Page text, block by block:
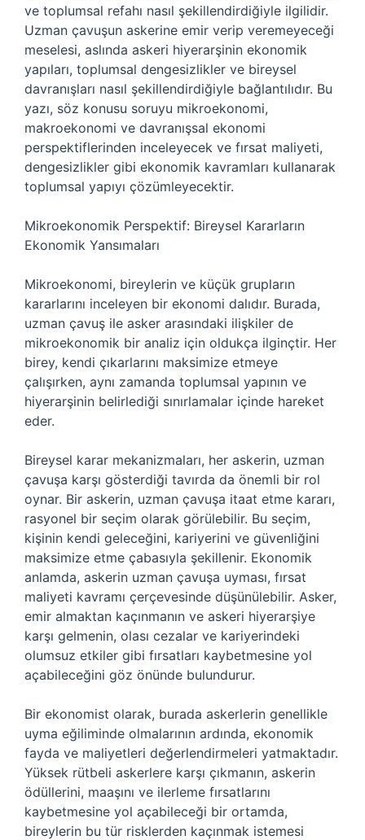
ve toplumsal refahı nasıl şekillendirdiğiyle ilgilidir.
Uzman çavuşun askerine emir verip veremeyeceği
meselesi, aslında askeri hiyerarşinin ekonomik
yapıları, toplumsal dengesizlikler ve bireysel
davranışları nasıl şekillendirdiğiyle bağlantılıdır. Bu
yazı, söz konusu soruyu mikroekonomi,
makroekonomi ve davranışsal ekonomi
perspektiflerinden inceleyecek ve fırsat maliyeti,
dengesizlikler gibi ekonomik kavramları kullanarak
toplumsal yapıyı çözümleyecektir.
Mikroekonomik Perspektif: Bireysel Kararların
Ekonomik Yansımaları
Mikroekonomi, bireylerin ve küçük grupların
kararlarını inceleyen bir ekonomi dalıdır. Burada,
uzman çavuş ile asker arasındaki ilişkiler de
mikroekonomik bir analiz için oldukça ilginçtir. Her
birey, kendi çıkarlarını maksimize etmeye
çalışırken, aynı zamanda toplumsal yapının ve
hiyerarşinin belirlediği sınırlamalar içinde hareket
eder.
Bireysel karar mekanizmaları, her askerin, uzman
çavuşa karşı gösterdiği tavırda da önemli bir rol
oynar. Bir askerin, uzman çavuşa itaat etme kararı,
rasyonel bir seçim olarak görülebilir. Bu seçim,
kişinin kendi geleceğini, kariyerini ve güvenliğini
maksimize etme çabasıyla şekillenir. Ekonomik
anlamda, askerin uzman çavuşa uyması, fırsat
maliyeti kavramı çerçevesinde düşünülebilir. Asker,
emir almaktan kaçınmanın ve askeri hiyerarşiye
karşı gelmenin, olası cezalar ve kariyerindeki
olumsuz etkiler gibi fırsatları kaybetmesine yol
açabileceğini göz önünde bulundurur.
Bir ekonomist olarak, burada askerlerin genellikle
uyma eğiliminde olmalarının ardında, ekonomik
fayda ve maliyetleri değerlendirmeleri yatmaktadır.
Yüksek rütbeli askerlere karşı çıkmanın, askerin
ödüllerini, maaşını ve ilerleme fırsatlarını
kaybetmesine yol açabileceği bir ortamda,
bireylerin bu tür risklerden kaçınmak istemesi